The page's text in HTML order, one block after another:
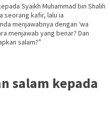
Syaikh Muhammad bin Shalih
seorang kafir, lalu ia
menjawabnya dengan ‘wa
menjawab yang benar? Dan
salam?”
salam kepada